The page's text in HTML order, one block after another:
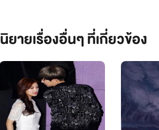
นิยายเรื่องอื่นๆ ที่เกี่ยวข้อง